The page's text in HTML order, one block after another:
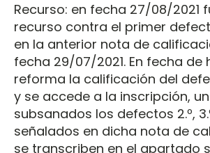
Recurso: en fecha 27/08/2021
recurso contra el primer
en la anterior nota de
fecha 29/07/2021. En fecha de
reforma la calificación del
y se accede a la inscripción,
subsanados los defectos 2.º,
señalados en dicha nota de
se transcriben en el apartado